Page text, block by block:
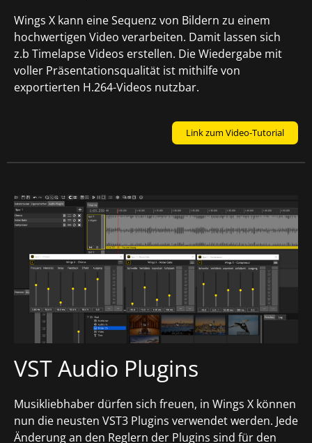
Wings X kann eine Sequenz von Bildern zu einem
hochwertigen Video verarbeiten. Damit lassen sich
z.b Timelapse Videos erstellen. Die Wiedergabe mit
voller Präsentationsqualität ist mithilfe von
exportierten H.264-Videos nutzbar.
Link zum Video-Tutorial
VST Audio Plugins
Musikliebhaber dürfen sich freuen, in Wings X können
nun die neusten VST3 Plugins verwendet werden. Jede
Änderung an den Reglern der Plugins sind für den